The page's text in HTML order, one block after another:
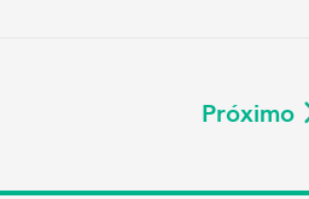
Próximo